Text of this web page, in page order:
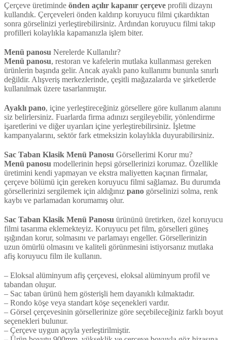
Çerçeve üretiminde önden açılır kapanır çerçeve profili dizaynı
kullandık. Çerçeveleri önden kaldırıp koruyucu filmi çıkardıktan
sonra görselinizi yerleştirebilirsiniz. Ardından koruyucu filmi takıp
profilleri kolaylıkla kapamanızla işlem biter.
Menü panosu Nerelerde Kullanılır?
Menü panosu, restoran ve kafelerin mutlaka kullanması gereken
ürünlerin başında gelir. Ancak ayaklı pano kullanımı bununla sınırlı
değildir. Alışveriş merkezlerinde, çeşitli mağazalarda ve şirketlerde
kullanılmak üzere tasarlanmıştır.
Ayaklı pano, içine yerleştireceğiniz görsellere göre kullanım alanını
siz belirlersiniz. Fuarlarda firma adınızı sergileyebilir, yönlendirme
işaretlerini ve diğer uyarıları içine yerleştirebilirsiniz. İşletme
kampanyalarını, sektör fark etmeksizin kolaylıkla duyurabilirsiniz.
Sac Taban Klasik Menü Panosu Görsellerimi Korur mu?
Menü panosu modellerinin hepsi görsellerinizi korumaz. Özellikle
üretimini kendi yapmayan ve ekstra maliyetten kaçınan firmalar,
çerçeve bölümü için gereken koruyucu filmi sağlamaz. Bu durumda
görsellerinizi sergilemek için aldığınız pano görselinizi solma, renk
kaybı ve parlamadan korumamış olur.
Sac Taban Klasik Menü Panosu ürününü üretirken, özel koruyucu
filmi tasarıma eklemekteyiz. Koruyucu pet film, görselleri güneş
ışığından korur, solmasını ve parlamayı engeller. Görsellerinizin
uzun ömürlü olmasını ve kaliteli görünmesini istiyorsanız mutlaka
afiş koruyucu film ile kullanın.
– Eloksal alüminyum afiş çerçevesi, eloksal alüminyum profil ve
tabandan oluşur.
– Sac taban ürünü hem gösterişli hem dayanıklı kılmaktadır.
– Rondo köşe veya standart köşe seçenekleri vardır.
– Görsel çerçevesinin görsellerinize göre seçebileceğiniz farklı boyut
seçenekleri bulunur.
– Çerçeve uygun açıyla yerleştirilmiştir.